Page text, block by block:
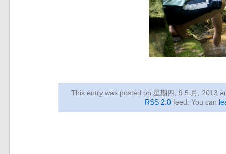
This entry was posted on 星期四, 9 5 月, 2013
RSS 2.0feed. You can